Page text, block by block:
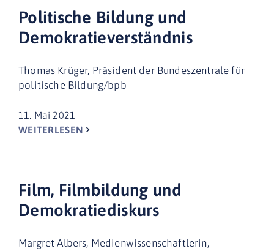
Politische Bildung und
Demokratieverständnis
Thomas Krüger, Präsident der Bundeszentrale für
politische Bildung/bpb
11. Mai 2021
WEITERLESEN
Film, Filmbildung und
Demokratiediskurs
Margret Albers, Medienwissenschaftlerin,